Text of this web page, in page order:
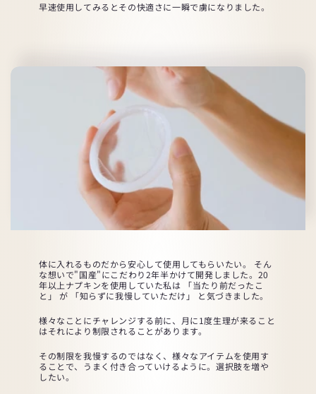
早速使用してみるとその快適さに一瞬で虜になりました。
体に入れるものだから安心して使用してもらいたい。 そん
な想いで"国産"にこだわり2年半かけて開発しました。20
年以上ナプキンを使用していた私は 「当たり前だったこ
と」 が 「知らずに我慢していただけ」 と気づきました。
様々なことにチャレンジする前に、月に1度生理が来ること
はそれにより制限されることがあります。
その制限を我慢するのではなく、様々なアイテムを使用す
ることで、うまく付き合っていけるように。選択肢を増や
したい。